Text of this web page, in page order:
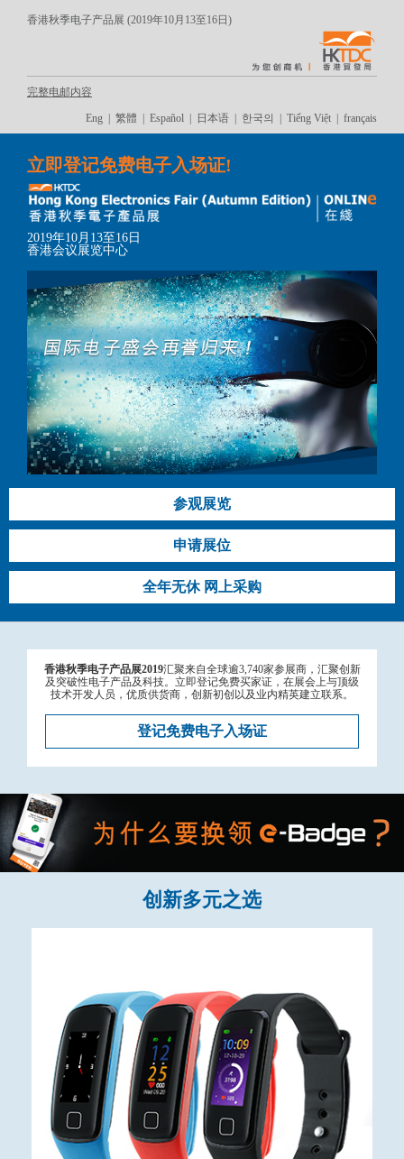
香港秋季电子产品展 (2019年10月13至16日)
完整电邮内容
Eng 繁體 Español 日本语 한국의 Tiếng Việt français
立即登记免费电子入场证!
2019年10月13至16日
香港会议展览中心
参观展览
申请展位
全年无休 网上采购
香港秋季电子产品展2019汇聚来自全球逾3,740家参展商，汇聚创新
及突破性电子产品及科技。立即登记免费买家证，在展会上与顶级
技术开发人员，优质供货商，创新初创以及业内精英建立联系。
登记免费电子入场证
创新多元之选